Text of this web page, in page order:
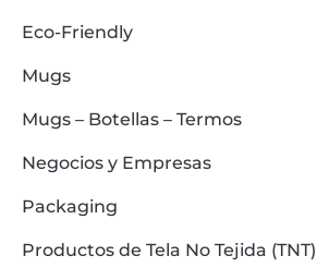
Eco-Friendly
Mugs
Mugs – Botellas – Termos
Negocios y Empresas
Packaging
Productos de Tela No Tejida (TNT)